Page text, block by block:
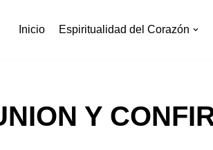
Inicio Espiritualidad del Corazón
Y